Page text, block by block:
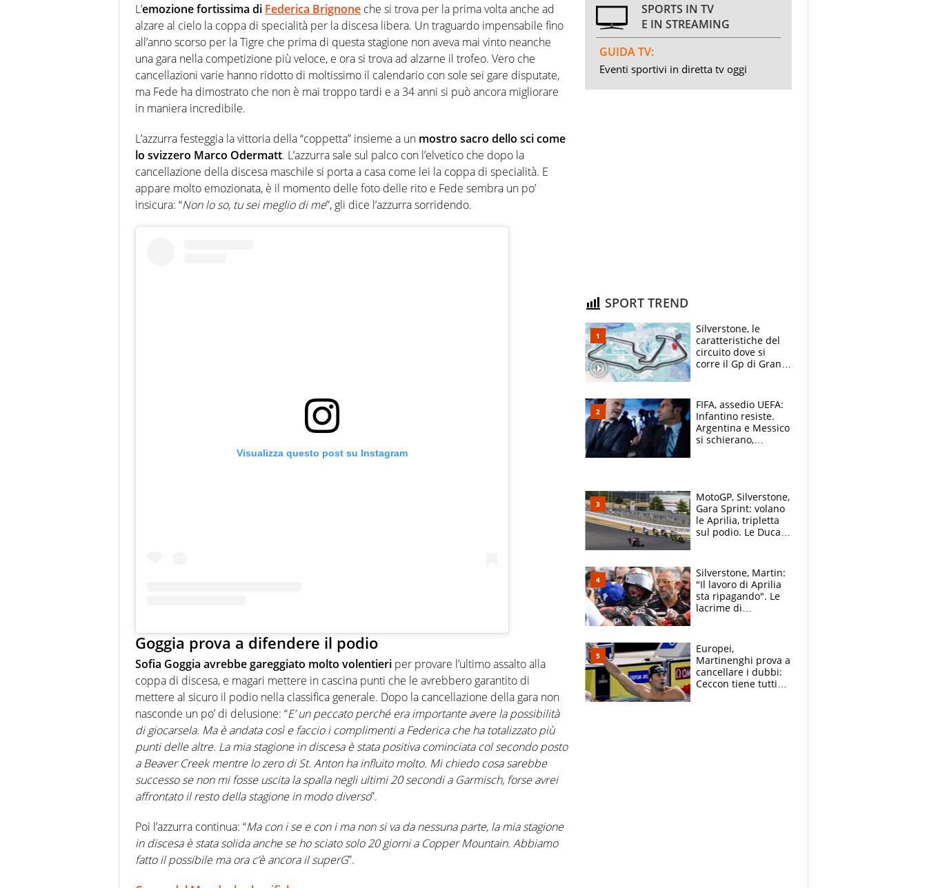
L’emozione fortissima di Federica Brignone che si trova per la prima volta anche ad
alzare al cielo la coppa di specialità per la discesa libera. Un traguardo impensabile fino
all’anno scorso per la Tigre che prima di questa stagione non aveva mai vinto neanche
una gara nella competizione più veloce, e ora si trova ad alzarne il trofeo. Vero che
cancellazioni varie hanno ridotto di moltissimo il calendario con sole sei gare disputate,
ma Fede ha dimostrato che non è mai troppo tardi e a 34 anni si può ancora migliorare
in maniera incredibile.
L’azzurra festeggia la vittoria della “coppetta” insieme a un mostro sacro dello sci come
lo svizzero Marco Odermatt. L’azzurra sale sul palco con l’elvetico che dopo la
cancellazione della discesa maschile si porta a casa come lei la coppa di specialità. E
appare molto emozionata, è il momento delle foto delle rito e Fede sembra un po’
insicura: “Non lo so, tu sei meglio di me”, gli dice l’azzurra sorridendo.
Visualizza questo post su Instagram
Goggia prova a difendere il podio
Sofia Goggia avrebbe gareggiato molto volentieri per provare l’ultimo assalto alla
coppa di discesa, e magari mettere in cascina punti che le avrebbero garantito di
mettere al sicuro il podio nella classifica generale. Dopo la cancellazione della gara non
nasconde un po’ di delusione: “E’ un peccato perché era importante avere la possibilità
di giocarsela. Ma è andata così e faccio i complimenti a Federica che ha totalizzato più
punti delle altre. La mia stagione in discesa è stata positiva cominciata col secondo posto
a Beaver Creek mentre lo zero di St. Anton ha influito molto. Mi chiedo cosa sarebbe
successo se non mi fosse uscita la spalla negli ultimi 20 secondi a Garmisch, forse avrei
affrontato il resto della stagione in modo diverso”.
Poi l’azzurra continua: “Ma con i se e con i ma non si va da nessuna parte, la mia stagione
in discesa è stata solida anche se ho sciato solo 20 giorni a Copper Mountain. Abbiamo
fatto il possibile ma ora c’è ancora il superG”.
SPORTS IN TV
E IN STREAMING
GUIDA TV:
Eventi sportivi in diretta tv oggi
SPORT TREND
Silverstone, le
caratteristiche del
circuito dove si
corre il Gp di Gran
FIFA, assedio UEFA:
Infantino resiste.
Argentina e Messico
si schierano,
MotoGP, Silverstone,
Gara Sprint: volano
le Aprilia, tripletta
sul podio. Le Ducati
Silverstone, Martin:
"Il lavoro di Aprilia
sta ripagando". Le
lacrime di
la gara domani"
Europei,
Martinenghi prova a
cancellare i dubbi:
Ceccon tiene tutti